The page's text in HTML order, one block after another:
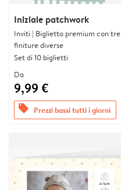
Iniziale patchwork
Inviti | Biglietto premium con tre
finiture diverse
Set di 10 biglietti
Da
9,99 €
offers Prezzi bassi tutti i giorni